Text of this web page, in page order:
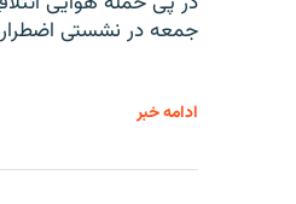
جمعه در نشستی
ادامه خبر